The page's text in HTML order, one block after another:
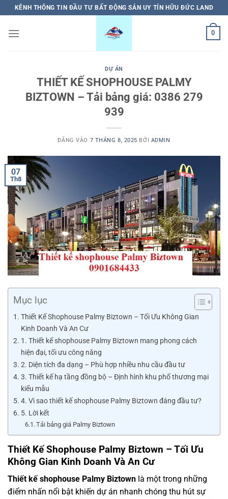
qua
nội
KÊNH THÔNG TIN ĐẦU TƯ BẤT ĐỘNG SẢN UY TÍN HỮU ĐỨC LAND
0
DỰ ÁN
THIẾT KẾ SHOPHOUSE PALMY
BIZTOWN – Tải bảng giá: 0386 279
939
ĐĂNG VÀO 7 THÁNG 8, 2025 BỞI ADMIN
07
Th8
Mục lục
Thiết Kế Shophouse Palmy Biztown – Tối Ưu Không Gian
Kinh Doanh Và An Cư
1. Thiết kế shophouse Palmy Biztown mang phong cách
hiện đại, tối ưu công năng
2. Diện tích đa dạng – Phù hợp nhiều nhu cầu đầu tư
3. Thiết kế hạ tầng đồng bộ – Định hình khu phố thương mại
kiểu mẫu
4. Vì sao thiết kế shophouse Palmy Biztown đáng đầu tư?
5. Lời kết
Tải bảng giá Palmy Biztown
Thiết Kế Shophouse Palmy Biztown – Tối Ưu
Không Gian Kinh Doanh Và An Cư
Thiết kế shophouse Palmy Biztown là một trong những
điểm nhấn nổi bật khiến dự án nhanh chóng thu hút sự